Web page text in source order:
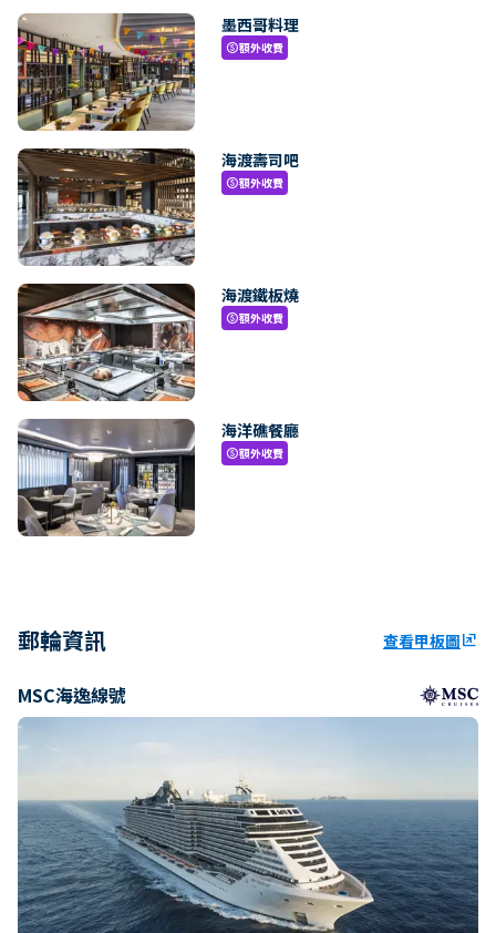
墨西哥料理
paid額外收費
海渡壽司吧
paid額外收費
海渡鐵板燒
paid額外收費
海洋礁餐廳
paid額外收費
郵輪資訊 查看甲板圖ungroup
MSC海逸線號